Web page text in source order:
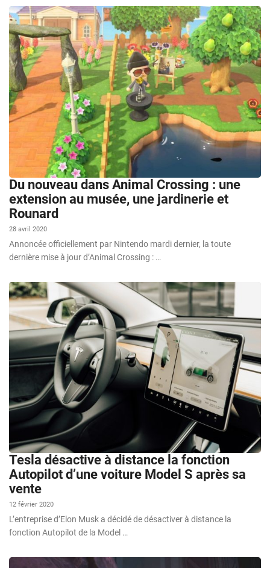
Du nouveau dans Animal Crossing : une
extension au musée, une jardinerie et
Rounard
28 avril 2020
Annoncée officiellement par Nintendo mardi dernier, la toute
dernière mise à jour d’Animal Crossing : …
Tesla désactive à distance la fonction
Autopilot d’une voiture Model S après sa
vente
12 février 2020
L’entreprise d’Elon Musk a décidé de désactiver à distance la
fonction Autopilot de la Model …